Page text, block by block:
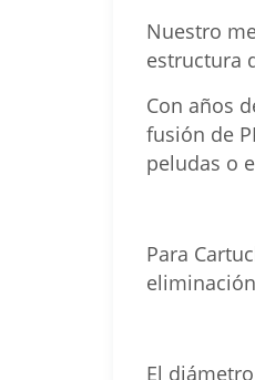
Nuestro
estructura
Con años
fusión de
peludas o
Para
El